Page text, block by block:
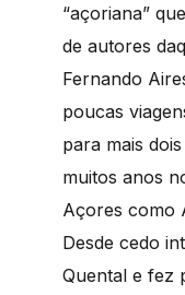
“açoriana”
de autores
Fernando
poucas
para mais
muitos anos
Açores como
Desde cedo
Quental e fez